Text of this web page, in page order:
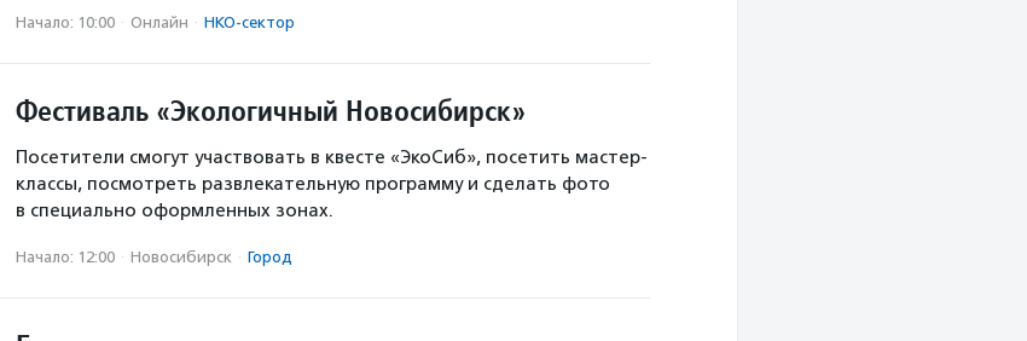
Начало: 10:00 · Онлайн · НКО-сектор
Фестиваль «Экологичный Новосибирск»
Посетители смогут участвовать в квесте «ЭкоСиб», посетить мастер-
классы, посмотреть развлекательную программу и сделать фото
в специально оформленных зонах.
Начало: 12:00 · Новосибирск · Город